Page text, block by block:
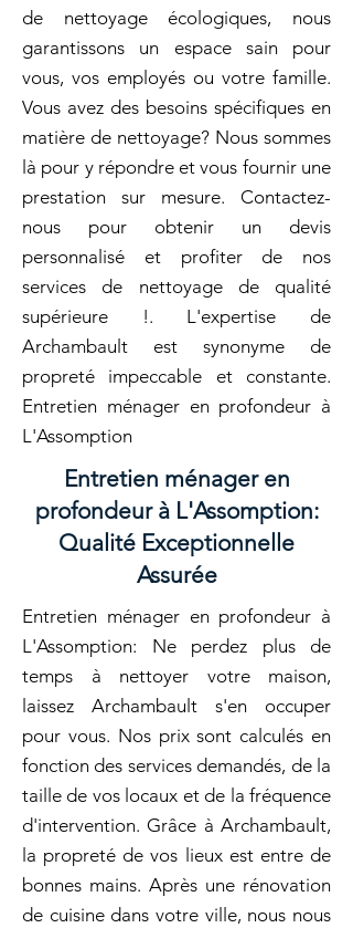
de nettoyage écologiques, nous
garantissons un espace sain pour
vous, vos employés ou votre famille.
Vous avez des besoins spécifiques en
matière de nettoyage? Nous sommes
là pour y répondre et vous fournir une
prestation sur mesure. Contactez-
nous pour obtenir un devis
personnalisé et profiter de nos
services de nettoyage de qualité
supérieure !. L'expertise de
Archambault est synonyme de
propreté impeccable et constante.
Entretien ménager en profondeur à
L'Assomption
Entretien ménager en
profondeur à L'Assomption:
Qualité Exceptionnelle
Assurée
Entretien ménager en profondeur à
L'Assomption: Ne perdez plus de
temps à nettoyer votre maison,
laissez Archambault s'en occuper
pour vous. Nos prix sont calculés en
fonction des services demandés, de la
taille de vos locaux et de la fréquence
d'intervention. Grâce à Archambault,
la propreté de vos lieux est entre de
bonnes mains. Après une rénovation
de cuisine dans votre ville, nous nous